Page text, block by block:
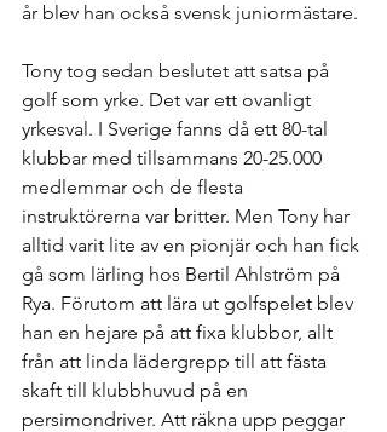
år blev han också svensk juniormästare.
Tony tog sedan beslutet att satsa på
golf som yrke. Det var ett ovanligt
yrkesval. I Sverige fanns då ett 80-tal
klubbar med tillsammans 20-25.000
medlemmar och de flesta
instruktörerna var britter. Men Tony har
alltid varit lite av en pionjär och han fick
gå som lärling hos Bertil Ahlström på
Rya. Förutom att lära ut golfspelet blev
han en hejare på att fixa klubbor, allt
från att linda lädergrepp till att fästa
skaft till klubbhuvud på en
persimondriver. Att räkna upp peggar